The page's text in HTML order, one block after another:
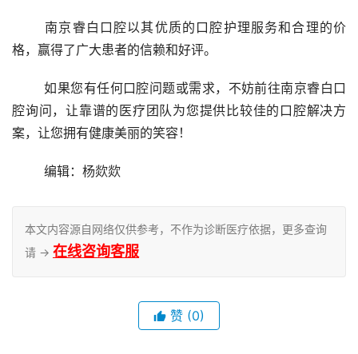
格，赢得了广大患者的信赖和好评。
	如果您有任何口腔问题或需求，不妨前往南京睿白口
腔询问，让靠谱的医疗团队为您提供比较佳的口腔解决方
案，让您拥有健康美丽的笑容！
	编辑：杨欻欻
本文内容源自网络仅供参考，不作为诊断医疗依据，更多查询
请 → 在线咨询客服
赞 (0)